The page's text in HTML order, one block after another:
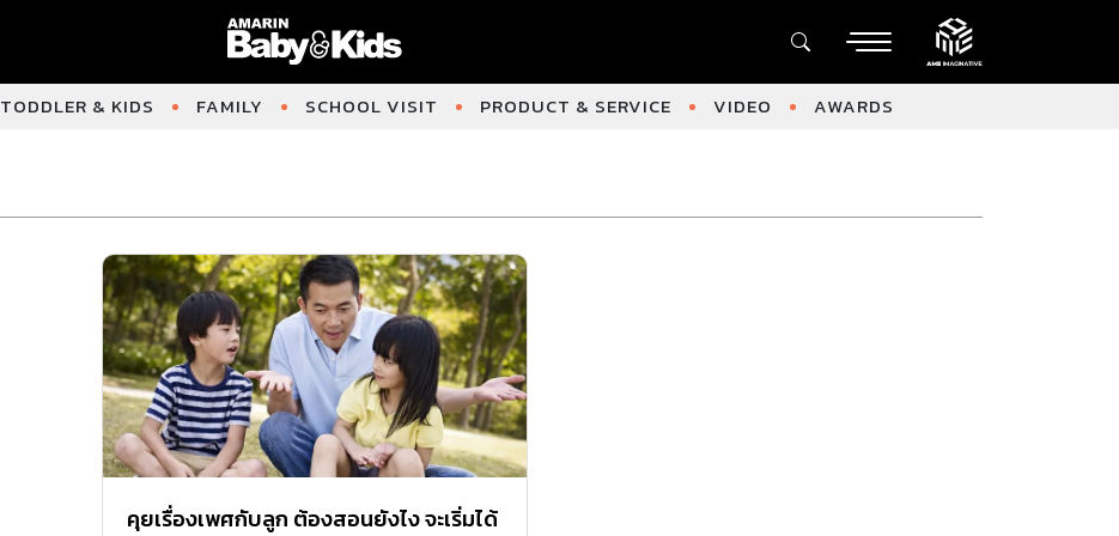
TODDLER & KIDS FAMILY SCHOOL VISIT PRODUCT & SERVICE VIDEO AWARDS
คุยเรื่องเพศกับลูก ต้องสอนยังไง จะเริ่มได้